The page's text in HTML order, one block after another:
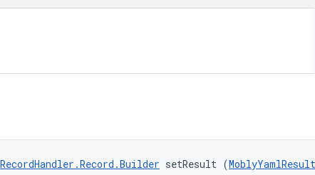
setResult (